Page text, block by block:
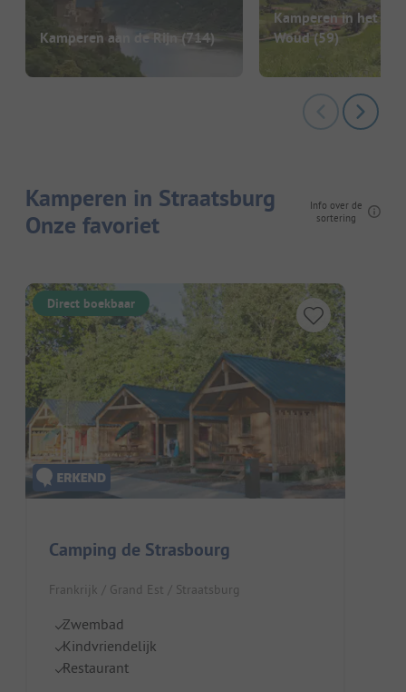
Kamperen aan de Rijn (714)
Kamperen in het
Woud(59)
Kamperen in Straatsburg
Onze favoriet
Info over de
sortering
Direct boekbaar
Camping de Strasbourg
Frankrijk / Grand Est / Straatsburg
Zwembad
Kindvriendelijk
Restaurant